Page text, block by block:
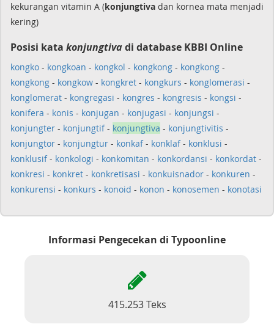
kekurangan vitamin A (konjungtiva dan kornea mata menjadi
kering)
Posisi kata konjungtivadi database KBBI Online
kongko - kongkoan - kongkol - kongkong - kongkong -
kongkong - kongkow - kongkret - kongkurs - konglomerasi -
konglomerat - kongregasi - kongres - kongresis - kongsi -
konifera - konis - konjugan - konjugasi - konjungsi -
konjungter - konjungtif- konjungtiva - konjungtivitis -
konjungtor - konjungtur - konkaf- konklaf- konklusi -
konklusif- konkologi - konkomitan - konkordansi - konkordat -
konkresi - konkret - konkretisasi - konkuisnador - konkuren -
konkurensi - konkurs - konoid - konon - konosemen - konotasi
Informasi Pengecekan di Typoonline
415.253 Teks